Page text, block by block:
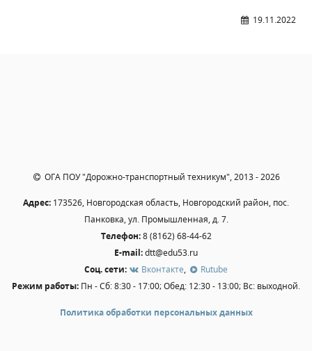
Центр карьеры
Всероссийское чемпионатное движение
Региональная инновационная площадка
СВЕДЕНИЯ ОБ ОБРАЗОВАТЕЛЬНОЙ ОРГАНИЗАЦИИ
Основные сведения
Структура и органы управления образовательной
19.11.2022
ОГА ПОУ "Дорожно-транспортный техникум", 2013 - 2026
Адрес: 173526, Новгородская область, Новгородский район, пос.
Панковка, ул. Промышленная, д. 7.
Телефон:8 (8162) 68-44-62
E-mail:dtt@edu53.ru
Соц. сети:
Вконтакте,
Rutube
Режим работы: Пн - Сб: 8:30 - 17:00; Обед: 12:30 - 13:00; Вс: выходной.
Политика обработки персональных данных